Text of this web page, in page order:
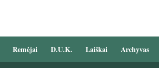
Remėjai D.U.K. Laiškai Archyvas